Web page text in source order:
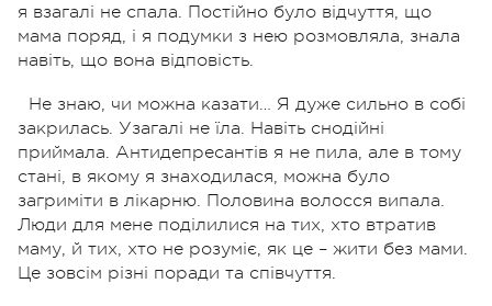
я взагалі не спала. Постійно було відчуття, що
мама поряд, і я подумки з нею розмовляла, знала
навіть, що вона відповість.
Не знаю, чи можна казати… Я дуже сильно в собі
закрилась. Узагалі не їла. Навіть снодійні
приймала. Антидепресантів я не пила, але в тому
стані, в якому я знаходилася, можна було
загриміти в лікарню. Половина волосся випала.
Люди для мене поділилися на тих, хто втратив
маму, й тих, хто не розуміє, як це – жити без мами.
Це зовсім різні поради та співчуття.